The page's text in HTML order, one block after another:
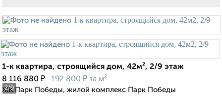
2/9
1-к квартира, строящийся дом, 42м², 2/9 этаж
8 116 880 ₽ 192 800 ₽ за м²
ЖК Парк Победы, жилой комплекс Парк Победы